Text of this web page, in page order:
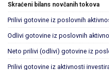
Skraćeni bilans novčanih tokova
Prilivi gotovine iz poslovnih
Odlivi gotovine iz poslovnih
Neto prilivi (odlivi) gotovine iz
Prilivi gotovine iz aktivnosti